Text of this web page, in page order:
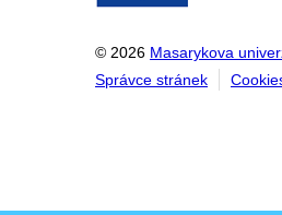
© 2026 Masarykova
Správce stránek